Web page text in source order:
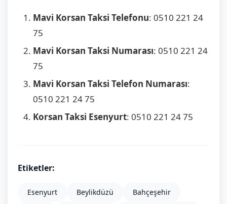
Mavi Korsan Taksi Telefonu: 0510 221 24
75
Mavi Korsan Taksi Numarası: 0510 221 24
75
Mavi Korsan Taksi Telefon Numarası:
0510 221 24 75
Korsan Taksi Esenyurt: 0510 221 24 75
Etiketler:
Esenyurt Beylikdüzü
Bahçeşehir